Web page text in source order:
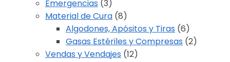
Emergencias (3)
Material de Cura (8)
Algodones, Apósitos y Tiras (6)
Gasas Estériles y Compresas (2)
Vendas y Vendajes (12)